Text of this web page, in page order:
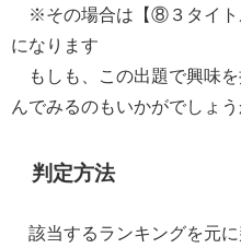
※その場合は【⑧３タイト
になります
もしも、この出題で興味を
んでみるのもいかがでしょう
判定方法
該当するランキングを元に